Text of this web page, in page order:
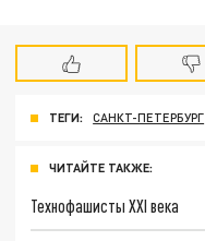
ТЕГИ: САНКТ-ПЕТЕРБУРГ
ЧИТАЙТЕ ТАКЖЕ:
Технофашисты XXI века